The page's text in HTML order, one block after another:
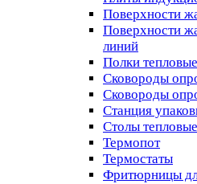
Поверхности
Поверхности
линий
Полки тепловые
Сковороды
Сковороды
Станция
Столы тепловые
Термопот
Термостаты
Фритюрницы